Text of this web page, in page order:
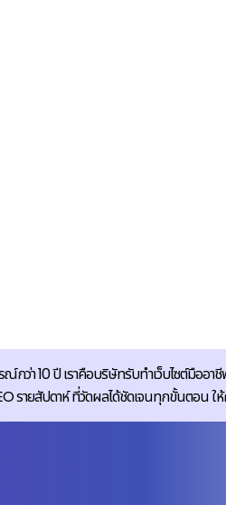
กว่า 10 ปี เราคือบริษัทรับทำเว็บไซต์มื
รายสัปดาห์ ที่วัดผลได้ชัดเจนทุกขั้นตอน ใ